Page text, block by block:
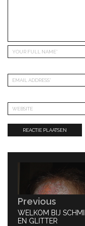
navigatie
Previous
PREVIOUS
POST:
WELKOM BIJ
EN GLITTER